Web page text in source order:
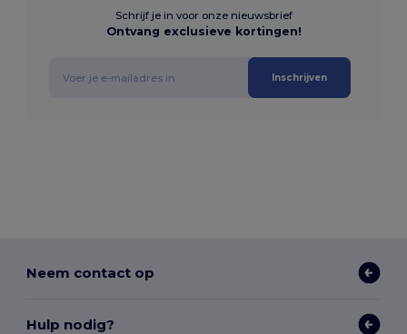
Schrijf je in voor onze nieuwsbrief
Ontvang exclusieve kortingen!
Inschrijven
Neem contact op
Hulp nodig?